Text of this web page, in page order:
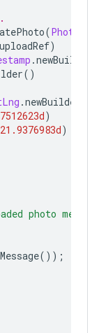
(Photo
uploadRef)
.newBuilder
()
.newBuilder
)
)
photo
());